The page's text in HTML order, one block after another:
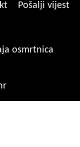
Pošalji vijest
osmrtnica